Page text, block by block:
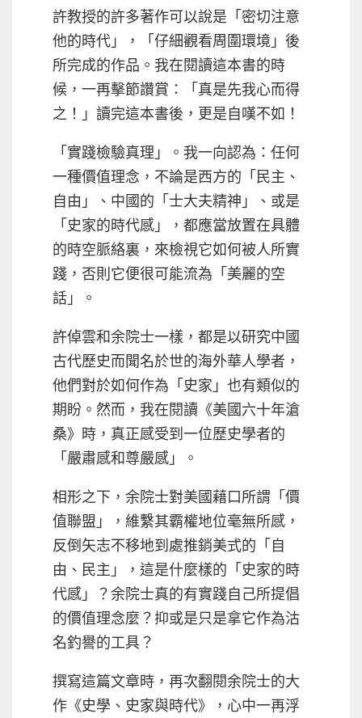
許教授的許多著作可以說是「密切注意
他的時代」，「仔細觀看周圍環境」後
所完成的作品。我在閱讀這本書的時
候，一再擊節讚賞：「真是先我心而得
之！」讀完這本書後，更是自嘆不如！
「實踐檢驗真理」。我一向認為：任何
一種價值理念，不論是西方的「民主、
自由」、中國的「士大夫精神」、或是
「史家的時代感」，都應當放置在具體
的時空脈絡裏，來檢視它如何被人所實
踐，否則它便很可能流為「美麗的空
話」。
許倬雲和余院士一樣，都是以研究中國
古代歷史而聞名於世的海外華人學者，
他們對於如何作為「史家」也有類似的
期盼。然而，我在閱讀《美國六十年滄
桑》時，真正感受到一位歷史學者的
「嚴肅感和尊嚴感」。
相形之下，余院士對美國藉口所謂「價
值聯盟」，維繫其霸權地位毫無所感，
反倒矢志不移地到處推銷美式的「自
由、民主」，這是什麼樣的「史家的時
代感」？余院士真的有實踐自己所提倡
的價值理念麼？抑或是只是拿它作為沽
名釣譽的工具？
撰寫這篇文章時，再次翻閱余院士的大
作《史學、史家與時代》，心中一再浮